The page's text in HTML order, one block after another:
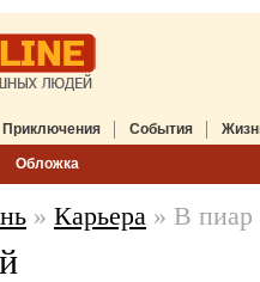
Обложка
Приключения События
» Карьера » В пиар